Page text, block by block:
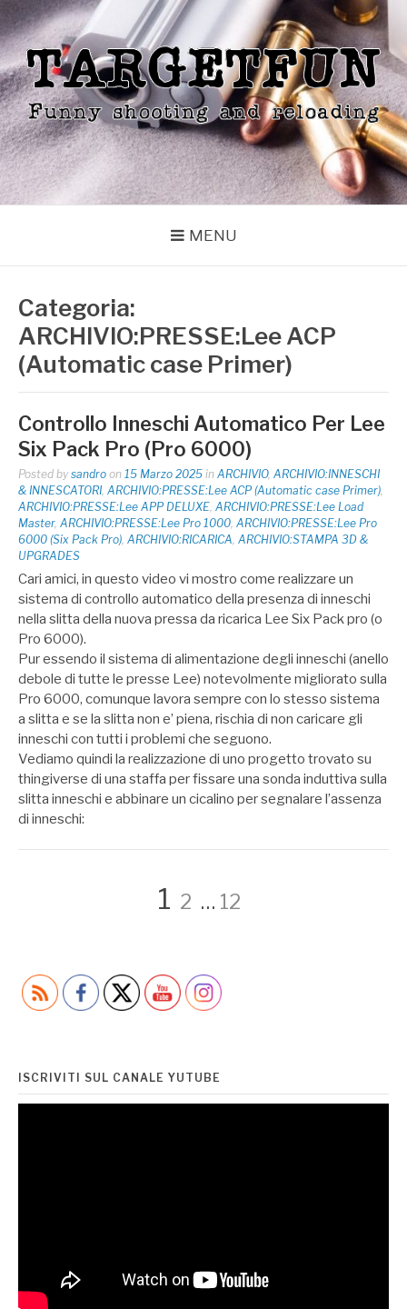
Skip
to
content
TARGETFUN
Funny shooting and reloading
MENU
Categoria:
ARCHIVIO:PRESSE:Lee ACP
(Automatic case Primer)
Controllo Inneschi Automatico Per Lee
Six Pack Pro (Pro 6000)
Posted by sandro on 15 Marzo 2025 in ARCHIVIO, ARCHIVIO:INNESCHI
& INNESCATORI ARCHIVIO:PRESSE:Lee ACP (Automatic case Primer)
ARCHIVIO:PRESSE:Lee APP DELUXE ARCHIVIO:PRESSE:Lee Load
Master, ARCHIVIO:PRESSE:Lee Pro 1000 ARCHIVIO:PRESSE:Lee Pro
6000 (Six Pack Pro) ARCHIVIO:RICARICA ARCHIVIO:STAMPA 3D &
UPGRADES
Cari amici, in questo video vi mostro come realizzare un
sistema di controllo automatico della presenza di inneschi
nella slitta della nuova pressa da ricarica Lee Six Pack pro (o
Pro 6000).
Pur essendo il sistema di alimentazione degli inneschi (anello
debole di tutte le presse Lee) notevolmente migliorato sulla
Pro 6000, comunque lavora sempre con lo stesso sistema
a slitta e se la slitta non e’ piena, rischia di non caricare gli
inneschi con tutti i problemi che seguono.
Vediamo quindi la realizzazione di uno progetto trovato su
thingiverse di una staffa per fissare una sonda induttiva sulla
slitta inneschi e abbinare un cicalino per segnalare l’assenza
di inneschi:
Paginazione
degli
articoli
Page
1 Page
2 … Page
12
ISCRIVITI SUL CANALE YUTUBE